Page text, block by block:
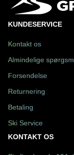
KUNDESERVICE
Kontakt os
Almindelige
Forsendelse
Returnering
Betaling
Ski Service
KONTAKT OS